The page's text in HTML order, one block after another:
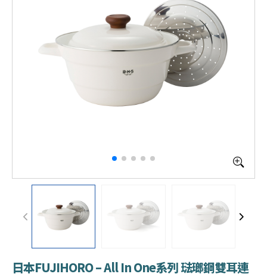
日本FUJIHORO – All In One系列 琺瑯鋼雙耳連